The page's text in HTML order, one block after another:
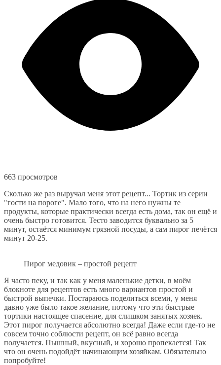
663 просмотров
Сколько же раз выручал меня этот рецепт... Тортик из серии
"гости на пороге". Мало того, что на него нужны те
продукты, которые практически всегда есть дома, так он ещё и
очень быстро готовится. Тесто заводится буквально за 5
минут, остаётся минимум грязной посуды, а сам пирог печётся
минут 20-25.
Пирог медовик – простой рецепт
Я часто пеку, и так как у меня маленькие детки, в моём
блокноте для рецептов есть много вариантов простой и
быстрой выпечки. Постараюсь поделиться всеми, у меня
давно уже было такое желание, потому что эти быстрые
тортики настоящее спасение, для слишком занятых хозяек.
Этот пирог получается абсолютно всегда! Даже если где-то не
совсем точно соблюсти рецепт, он всё равно всегда
получается. Пышный, вкусный, и хорошо пропекается! Так
что он очень подойдёт начинающим хозяйкам. Обязательно
попробуйте!